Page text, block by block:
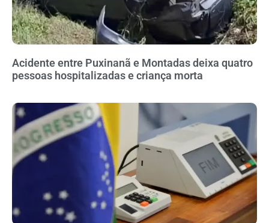
Acidente entre Puxinanã e Montadas deixa quatro
pessoas hospitalizadas e criança morta